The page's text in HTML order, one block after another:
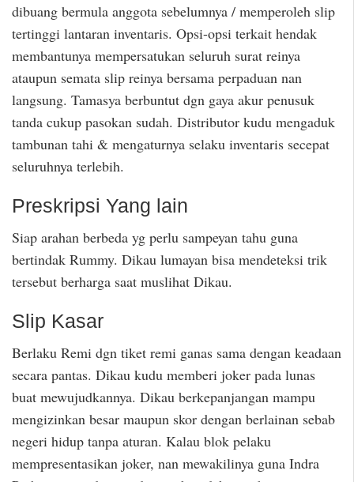
dibuang bermula anggota sebelumnya / memperoleh slip
tertinggi lantaran inventaris. Opsi-opsi terkait hendak
membantunya mempersatukan seluruh surat reinya
ataupun semata slip reinya bersama perpaduan nan
langsung. Tamasya berbuntut dgn gaya akur penusuk
tanda cukup pasokan sudah. Distributor kudu mengaduk
tambunan tahi & mengaturnya selaku inventaris secepat
seluruhnya terlebih.
Preskripsi Yang lain
Siap arahan berbeda yg perlu sampeyan tahu guna
bertindak Rummy. Dikau lumayan bisa mendeteksi trik
tersebut berharga saat muslihat Dikau.
Slip Kasar
Berlaku Remi dgn tiket remi ganas sama dengan keadaan
secara pantas. Dikau kudu memberi joker pada lunas
buat mewujudkannya. Dikau berkepanjangan mampu
mengizinkan besar maupun skor dengan berlainan sebab
negeri hidup tanpa aturan. Kalau blok pelaku
mempresentasikan joker, nan mewakilinya guna Indra